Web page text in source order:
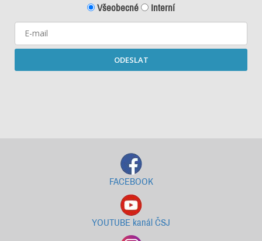
Všeobecné
Interní
ODESLAT
FACEBOOK
YOUTUBE kanál ČSJ